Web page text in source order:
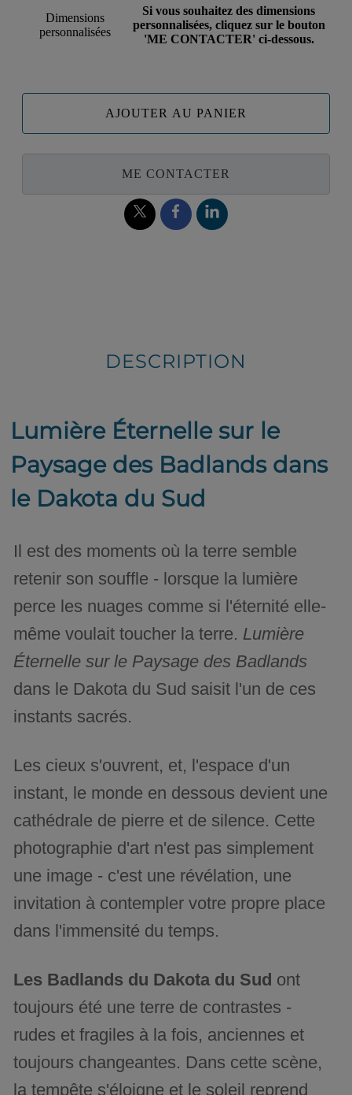
Dimensions
personnalisées
Si vous souhaitez des dimensions
personnalisées, cliquez sur le bouton
'ME CONTACTER' ci-dessous.
AJOUTER AU PANIER
ME CONTACTER
DESCRIPTION
Lumière Éternelle sur le
Paysage des Badlands dans
le Dakota du Sud
Il est des moments où la terre semble
retenir son souffle - lorsque la lumière
perce les nuages comme si l'éternité elle-
même voulait toucher la terre. Lumière
Éternelle sur le Paysage des Badlands
dans le Dakota du Sud saisit l'un de ces
instants sacrés.
Les cieux s'ouvrent, et, l'espace d'un
instant, le monde en dessous devient une
cathédrale de pierre et de silence. Cette
photographie d'art n'est pas simplement
une image - c'est une révélation, une
invitation à contempler votre propre place
dans l'immensité du temps.
Les Badlands du Dakota du Sud ont
toujours été une terre de contrastes -
rudes et fragiles à la fois, anciennes et
toujours changeantes. Dans cette scène,
la tempête s'éloigne et le soleil reprend